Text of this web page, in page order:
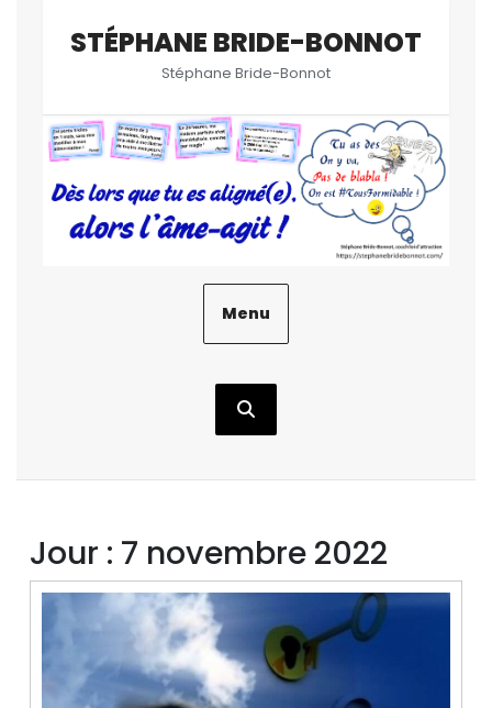
STÉPHANE BRIDE-BONNOT
Stéphane Bride-Bonnot
Menu
Jour : 7 novembre 2022